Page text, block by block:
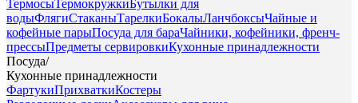
ТермосыТермокружкиБутылки для
водыФлягиСтаканыТарелкиБокалыЛанчбоксыЧайные и
кофейные парыПосуда для бараЧайники, кофейники, френч-
прессыПредметы сервировкиКухонные принадлежности
Посуда/
Кухонные принадлежности
ФартукиПрихваткиКостеры